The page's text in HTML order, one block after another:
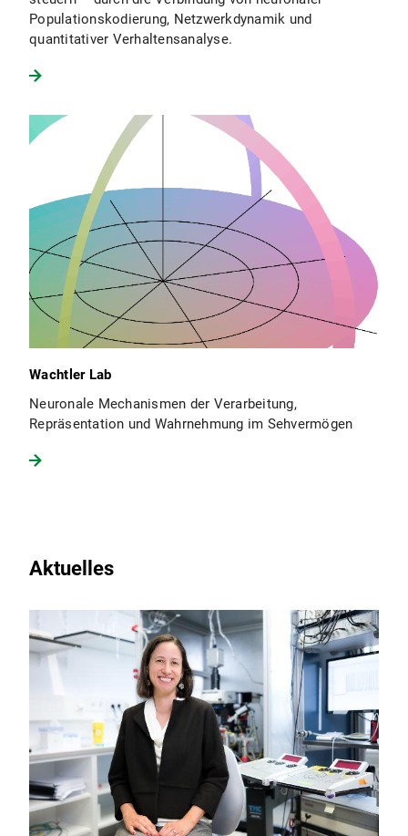
Populationskodierung, Netzwerkdynamik und
quantitativer Verhaltensanalyse.
Wachtler Lab
Neuronale Mechanismen der Verarbeitung,
Repräsentation und Wahrnehmung im Sehvermögen
Aktuelles